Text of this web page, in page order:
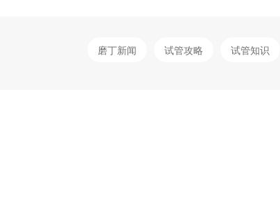
磨丁新闻 试管攻略 试管知识